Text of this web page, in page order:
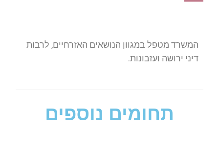
המשרד מטפל במגוון הנושאים האזרחיים, לרבות
דיני ירושה ועזבונות.
תחומים נוספים